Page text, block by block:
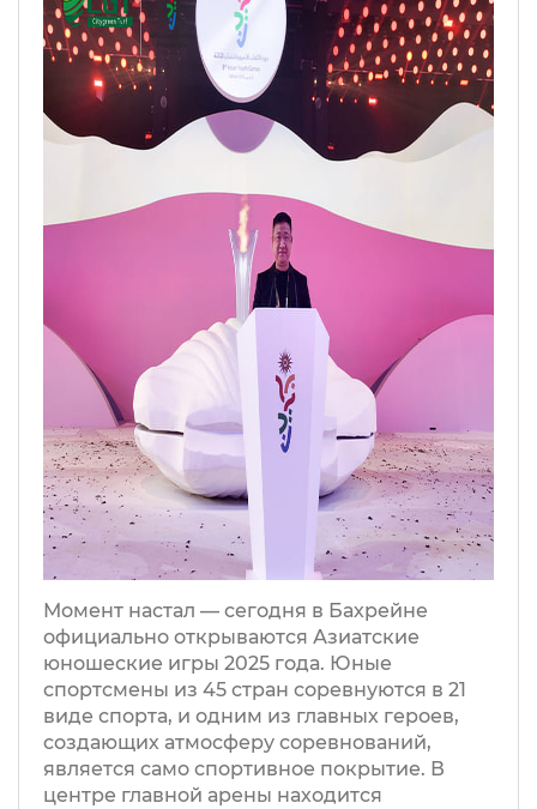
Момент настал — сегодня в Бахрейне
официально открываются Азиатские
юношеские игры 2025 года. Юные
спортсмены из 45 стран соревнуются в 21
виде спорта, и одним из главных героев,
создающих атмосферу соревнований,
является само спортивное покрытие. В
центре главной арены находится